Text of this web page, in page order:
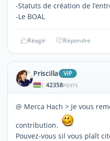
-Statuts de création de
-Le BOAL
Réagir Répondre
Priscilla ViP
| 42358POSTS
@ Merca Hach > Je vous
contribution.
Pouvez-vous sil vous plaît